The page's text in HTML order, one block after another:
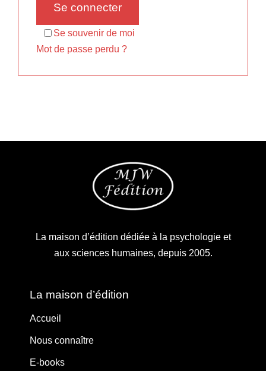
Se souvenir de moi
Se connecter
Mot de passe perdu ?
La maison d’édition dédiée à la psychologie et
aux sciences humaines, depuis 2005.
La maison d’édition
Accueil
Nous connaître
E-books